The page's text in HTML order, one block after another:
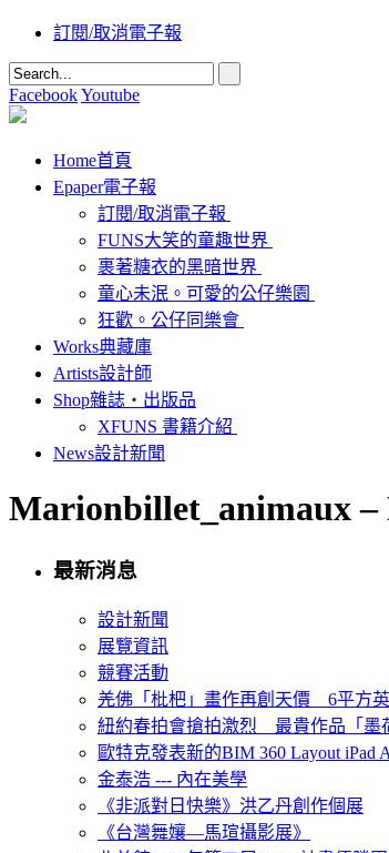
訂閱/取消電子報
FacebookYoutube
Home首頁
Epaper電子報
訂閱/取消電子報
FUNS大笑的童趣世界
裹著糖衣的黑暗世界
童心未泯。可愛的公仔樂園
狂歡。公仔同樂會
Works典藏庫
Artists設計師
Shop雜誌‧出版品
XFUNS 書籍介紹
News設計新聞
Marionbillet_animaux
最新消息
設計新聞
展覽資訊
競賽活動
羌佛「枇杷」畫作再創天價 6平方
紐約春拍會搶拍激烈 最貴作品「墨
歐特克發表新的BIM 360 Layout iPad
金泰浩 --- 內在美學
《非派對日快樂》洪乙丹創作個展
《台灣舞孃—馬瑄攝影展》